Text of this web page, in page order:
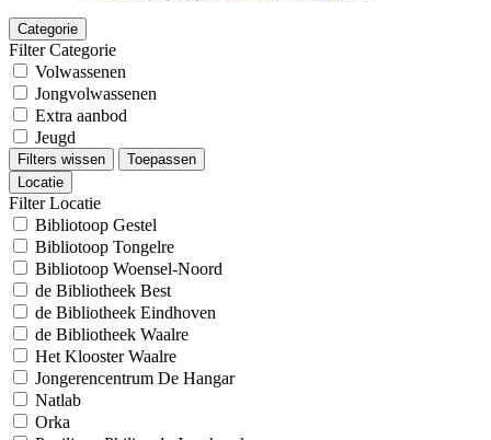
Categorie
Filter Categorie
Volwassenen
Jongvolwassenen
Extra aanbod
Jeugd
Filters wissen
Toepassen
Locatie
Filter Locatie
Bibliotoop Gestel
Bibliotoop Tongelre
Bibliotoop Woensel-Noord
de Bibliotheek Best
de Bibliotheek Eindhoven
de Bibliotheek Waalre
Het Klooster Waalre
Jongerencentrum De Hangar
Natlab
Orka